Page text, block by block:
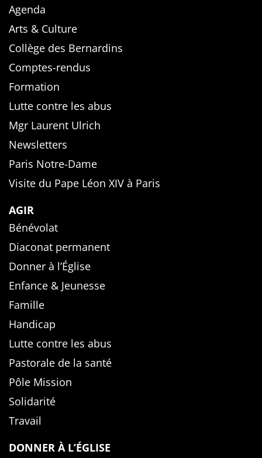
Agenda
Arts & Culture
Collège des Bernardins
Comptes-rendus
Formation
Lutte contre les abus
Mgr Laurent Ulrich
Newsletters
Paris Notre-Dame
Visite du Pape Léon XIV à Paris
AGIR
Bénévolat
Diaconat permanent
Donner à l’Église
Enfance & Jeunesse
Famille
Handicap
Lutte contre les abus
Pastorale de la santé
Pôle Mission
Solidarité
Travail
DONNER À L’ÉGLISE